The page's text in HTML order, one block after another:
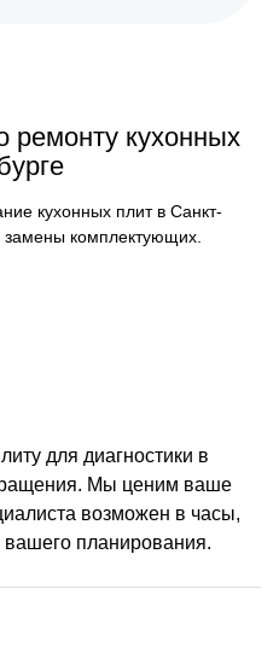
ремонту кухонных
кухонных плит в Санкт-
замены комплектующих.
для диагностики в
Мы ценим ваше
возможен в часы,
планирования.